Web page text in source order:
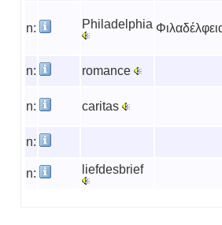
n: Philadelphia
n: romance
n: caritas
n:
n:
liefdesbrief